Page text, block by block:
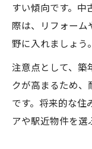
すい傾向です。中
際は、リフォーム
野に入れましょう。
注意点として、築
クが高まるため、
です。将来的な住
アや駅近物件を選